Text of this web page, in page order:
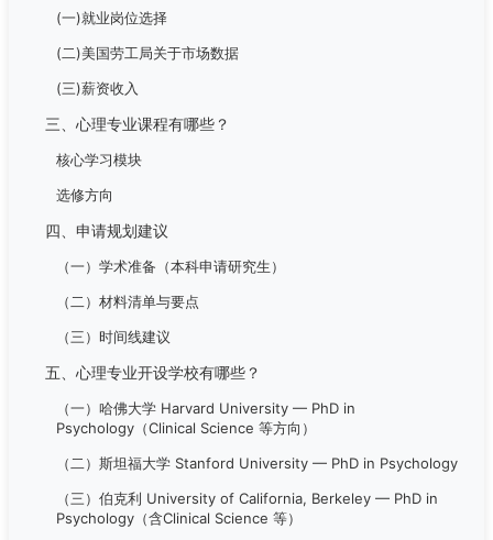
(一)就业岗位选择
(二)美国劳工局关于市场数据
(三)薪资收入
三、心理专业课程有哪些？
核心学习模块
选修方向
四、申请规划建议
（一）学术准备（本科申请研究生）
（二）材料清单与要点
（三）时间线建议
五、心理专业开设学校有哪些？
（一）哈佛大学 Harvard University — PhD in
Psychology（Clinical Science 等方向）
（二）斯坦福大学 Stanford University — PhD in Psychology
（三）伯克利 University of California, Berkeley — PhD in
Psychology（含Clinical Science 等）